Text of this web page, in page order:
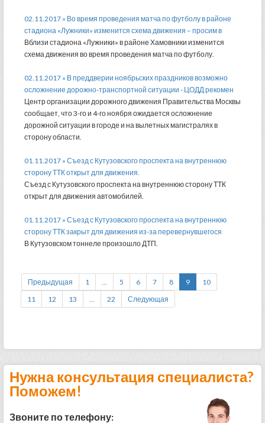
02.11.2017 » Во время проведения матча по футболу в районе
стадиона «Лужники» изменится схема движения – просим в
Вблизи стадиона «Лужники» в районе Хамовники изменится
схема движения во время проведения матча по футболу.
02.11.2017 » В преддверии ноябрьских праздников возможно
осложнение дорожно-транспортной ситуации - ЦОДД рекомен
Центр организации дорожного движения Правительства Москвы
сообщает, что 3-го и 4-го ноября ожидается осложнение
дорожной ситуации в городе и на вылетных магистралях в
сторону области.
01.11.2017 » Съезд с Кутузовского проспекта на внутреннюю
сторону ТТК открыт для движения.
Съезд с Кутузовского проспекта на внутреннюю сторону ТТК
открыт для движения автомобилей.
01.11.2017 » Съезд с Кутузовского проспекта на внутреннюю
сторону ТТК закрыт для движения из-за перевернувшегося
В Кутузовском тоннеле произошло ДТП.
Предыдущая 1 ... 5 6 7 8 9
10
11
12 13 ... 22 Следующая
Нужна консультация специалиста?
Поможем!
Звоните по телефону: